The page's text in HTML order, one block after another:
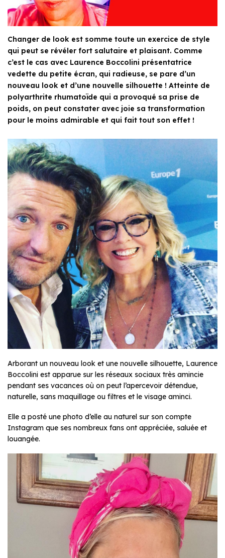
Changer de look est somme toute un exercice de style
qui peut se révéler fort salutaire et plaisant. Comme
c’est le cas avec Laurence Boccolini présentatrice
vedette du petite écran, qui radieuse, se pare d’un
nouveau look et d’une nouvelle silhouette ! Atteinte de
polyarthrite rhumatoïde qui a provoqué sa prise de
poids, on peut constater avec joie sa transformation
pour le moins admirable et qui fait tout son effet !
Arborant un nouveau look et une nouvelle silhouette, Laurence
Boccolini est apparue sur les réseaux sociaux très amincie
pendant ses vacances où on peut l’apercevoir détendue,
naturelle, sans maquillage ou filtres et le visage aminci.
Elle a posté une photo d’elle au naturel sur son compte
Instagram que ses nombreux fans ont appréciée, saluée et
louangée.